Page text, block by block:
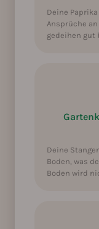
Deine
Ansprüche
gedeihen gut
Deine
Boden, was
Boden wird